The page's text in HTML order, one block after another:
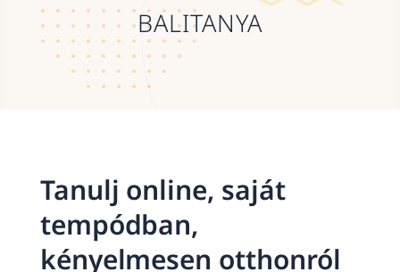
BALITANYA
Tanulj online, saját
tempódban,
kényelmesen otthonról